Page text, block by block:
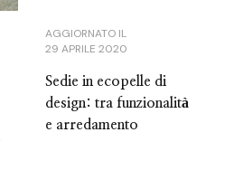
AGGIORNATO IL
29 APRILE 2020
Sedie in ecopelle di
design: tra funzionalità
e arredamento